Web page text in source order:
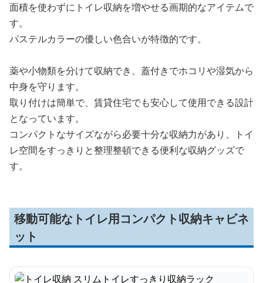
面積を使わずにトイレ収納を増やせる画期的なアイテムで
す。
パステルカラーの優しい色合いが特徴的です。
薬や小物類を分けて収納でき、蓋付きでホコリや湿気から
中身を守ります。
取り付けは簡単で、賃貸住宅でも安心して使用できる設計
となっています。
コンパクトなサイズながら必要十分な収納力があり、トイ
レ空間をすっきりと整理整頓できる便利な収納グッズで
す。
移動可能なトイレ用コンパクト収納キャビネ
ット